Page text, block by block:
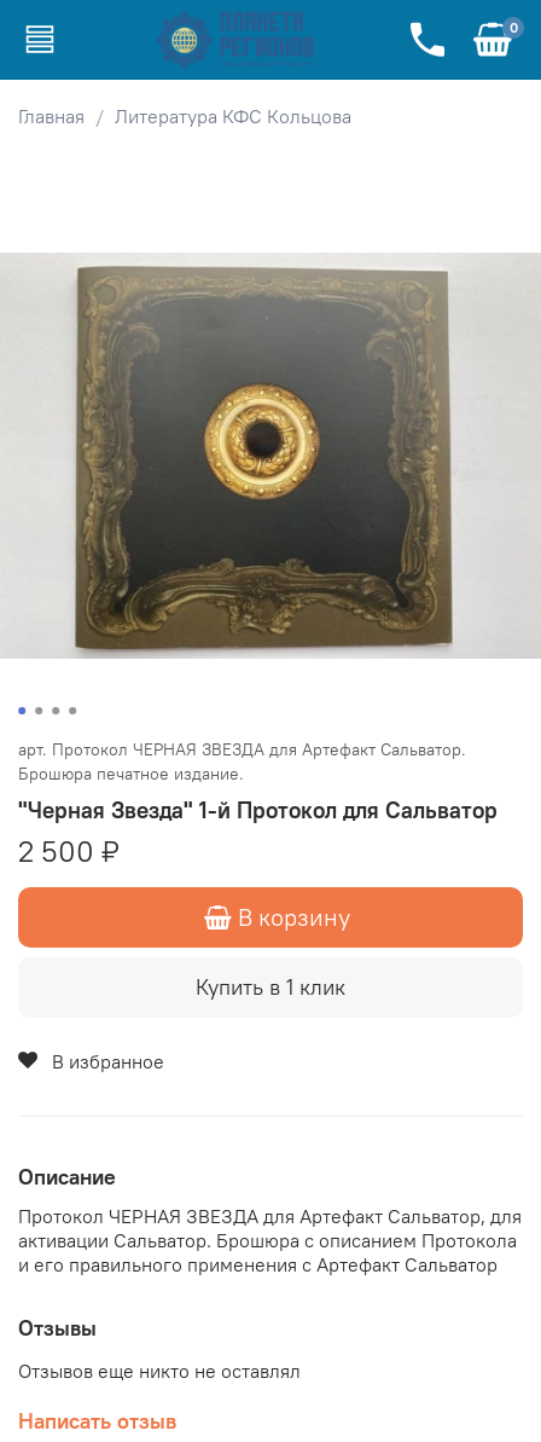
0
Главная Литература КФС Кольцова
арт. Протокол ЧЕРНАЯ ЗВЕЗДА для Артефакт Сальватор.
Брошюра печатное издание.
"Черная Звезда" 1-й Протокол для Сальватор
2 500 ₽
В корзину
Купить в 1 клик
В избранное
Описание
Протокол ЧЕРНАЯ ЗВЕЗДА для Артефакт Сальватор, для
активации Сальватор. Брошюра с описанием Протокола
и его правильного применения с Артефакт Сальватор
Отзывы
Отзывов еще никто не оставлял
Написать отзыв